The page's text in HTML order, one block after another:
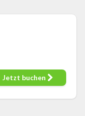
Jetzt buchen